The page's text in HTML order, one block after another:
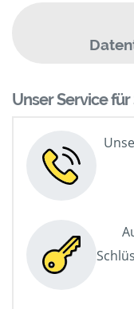
Unser Service für